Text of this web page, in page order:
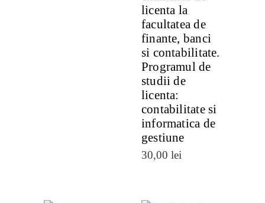
licenta la
facultatea de
finante, banci
si contabilitate.
Programul de
studii de
licenta:
contabilitate si
informatica de
gestiune
30,00 lei